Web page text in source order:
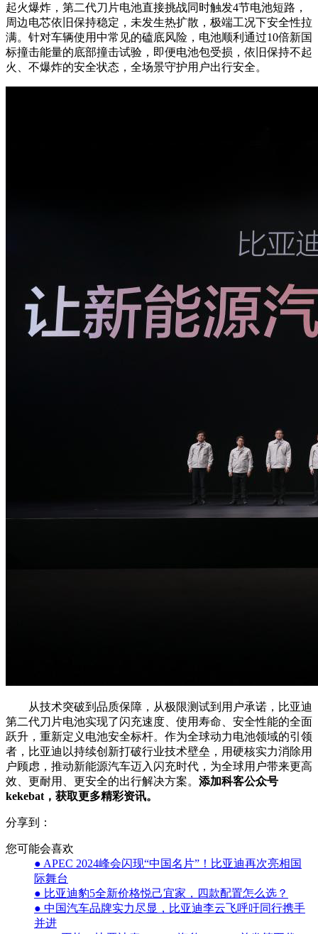
起火爆炸，第二代刀片电池直接挑战同时触发4节电池短路，
周边电芯依旧保持稳定，未发生热扩散，极端工况下安全性拉
满。针对车辆使用中常见的磕底风险，电池顺利通过10倍新国
标撞击能量的底部撞击试验，即便电池包受损，依旧保持不起
火、不爆炸的安全状态，全场景守护用户出行安全。
从技术突破到品质保障，从极限测试到用户承诺，比亚迪
第二代刀片电池实现了闪充速度、使用寿命、安全性能的全面
跃升，重新定义电池安全标杆。作为全球动力电池领域的引领
者，比亚迪以持续创新打破行业技术壁垒，用硬核实力消除用
户顾虑，推动新能源汽车迈入闪充时代，为全球用户带来更高
效、更耐用、更安全的出行解决方案。 添加科客公众号
kekebat，获取更多精彩资讯。
分享到：
您可能会喜欢
● APEC 2024峰会闪现“中国名片”！比亚迪再次亮相国
际舞台
● 比亚迪豹5全新价格悦己宜家，四款配置怎么选？
● 中国汽车品牌实力尽显，比亚迪李云飞呼吁同行携手
并进